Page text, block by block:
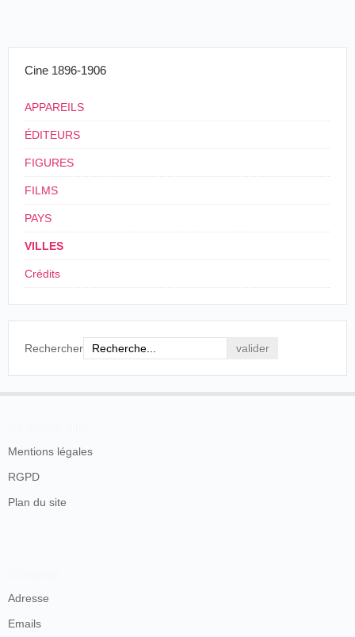
Cine 1896-1906
APPAREILS
ÉDITEURS
FIGURES
FILMS
PAYS
VILLES
Crédits
Rechercher
Mentions légales
RGPD
Plan du site
Adresse
Emails